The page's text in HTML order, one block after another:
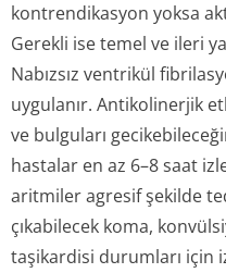
kontrendikasyon yoksa
Gerekli ise temel ve ileri
Nabızsız ventrikül
uygulanır. Antikolinerjik
ve bulguları
hastalar en az 6–8 saat
aritmiler agresif şekilde
çıkabilecek koma,
taşikardisi durumları için